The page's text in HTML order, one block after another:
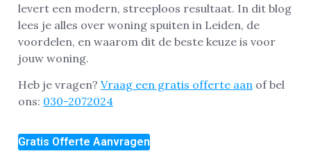
levert een modern, streeploos resultaat. In dit blog
lees je alles over woning spuiten in Leiden, de
voordelen, en waarom dit de beste keuze is voor
jouw woning.
Heb je vragen? Vraag een gratis offerte aan of bel
ons: 030-2072024
Gratis Offerte Aanvragen